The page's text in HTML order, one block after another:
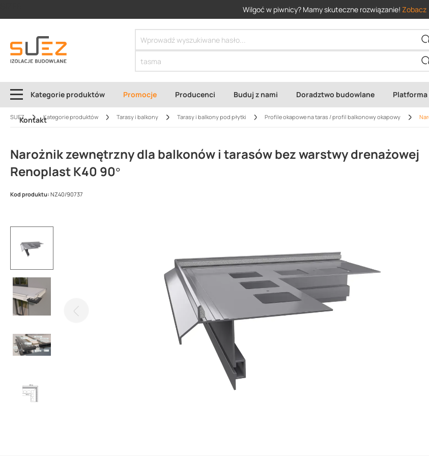
Wilgoć w piwnicy? Mamy skuteczne rozwiązanie! Zobacz
Kategorie produktów Promocje Producenci Buduj z nami Doradztwo budowlane Platforma
Kontakt
SUEZ Kategorie produktów Tarasy i balkony Tarasy i balkony pod płytki Profile okapowe na taras / profil balkonowy okapowy
Narożnik zewnętrzny dla balkonów i tarasów bez warstwy drenażowej
Renoplast K40 90°
Kod produktu: NZ40/90737